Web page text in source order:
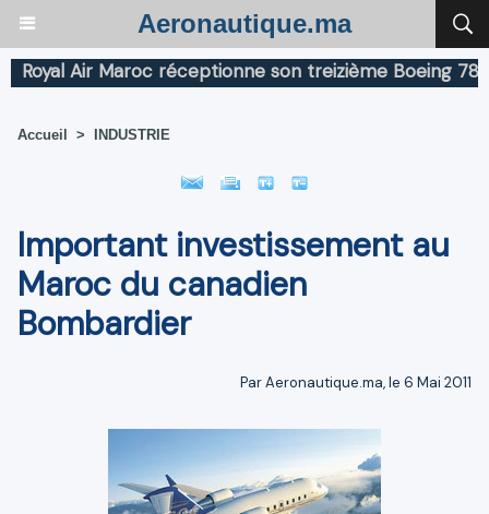
Aeronautique.ma
Air Maroc réceptionne son treizième Boeing 787
Accueil > INDUSTRIE
Important investissement au
Maroc du canadien
Bombardier
Par Aeronautique.ma, le 6 Mai 2011